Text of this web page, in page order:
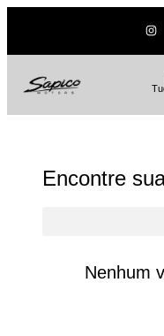
Encontre
Nenhum